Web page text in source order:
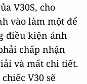
V30S, cho
vào làm một để
điều kiện ánh
chấp nhận
và mất chi tiết.
V30 sẽ